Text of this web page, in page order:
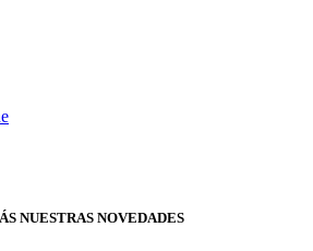
NUESTRAS NOVEDADES